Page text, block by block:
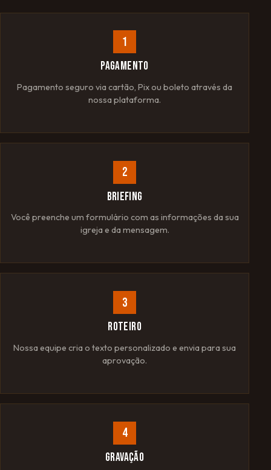
1
PAGAMENTO
Pagamento seguro via cartão, Pix ou boleto através da
nossa plataforma.
2
BRIEFING
Você preenche um formulário com as informações da sua
igreja e da mensagem.
3
ROTEIRO
Nossa equipe cria o texto personalizado e envia para sua
aprovação.
4
GRAVAÇÃO